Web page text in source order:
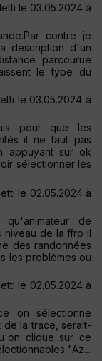
le 03.05.2024 à
contre je
description d'un
parcourue
le type du
le 03.05.2024 à
pour que les
il ne faut pas
appuyant sur ok
sélectionner les
le 02.05.2024 à
de
niveau de la ffrp il
des randonnées
les problèmes ou
le 02.05.2024 à
on sélectionne
la trace, serait-
clique sur ce
"Az...